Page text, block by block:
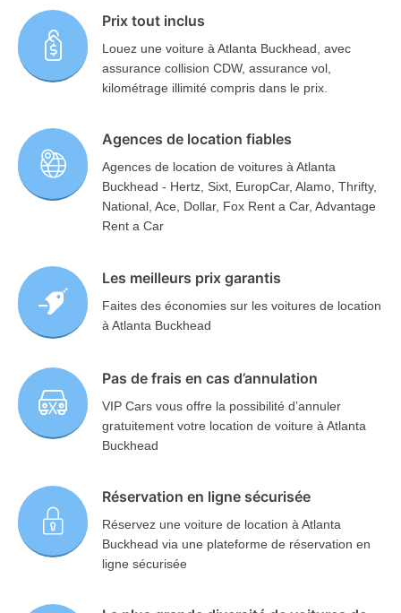
Prix tout inclus
Louez une voiture à Atlanta Buckhead, avec
assurance collision CDW, assurance vol,
kilométrage illimité compris dans le prix.
Agences de location fiables
Agences de location de voitures à Atlanta
Buckhead - Hertz, Sixt, EuropCar, Alamo, Thrifty,
National, Ace, Dollar, Fox Rent a Car, Advantage
Rent a Car
Les meilleurs prix garantis
Faites des économies sur les voitures de location
à Atlanta Buckhead
Pas de frais en cas d’annulation
VIP Cars vous offre la possibilité d’annuler
gratuitement votre location de voiture à Atlanta
Buckhead
Réservation en ligne sécurisée
Réservez une voiture de location à Atlanta
Buckhead via une plateforme de réservation en
ligne sécurisée